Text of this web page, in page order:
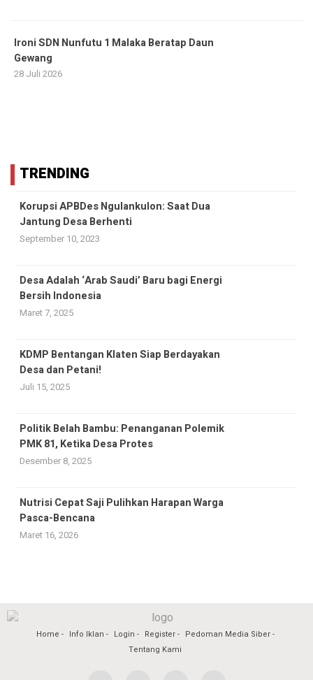
Ironi SDN Nunfutu 1 Malaka Beratap Daun
Gewang
28 Juli 2026
TRENDING
Korupsi APBDes Ngulankulon: Saat Dua
Jantung Desa Berhenti
September 10, 2023
Desa Adalah ‘Arab Saudi’ Baru bagi Energi
Bersih Indonesia
Maret 7, 2025
KDMP Bentangan Klaten Siap Berdayakan
Desa dan Petani!
Juli 15, 2025
Politik Belah Bambu: Penanganan Polemik
PMK 81, Ketika Desa Protes
Desember 8, 2025
Nutrisi Cepat Saji Pulihkan Harapan Warga
Pasca-Bencana
Maret 16, 2026
Home Info Iklan Login Register
Pedoman Media Siber
Tentang Kami